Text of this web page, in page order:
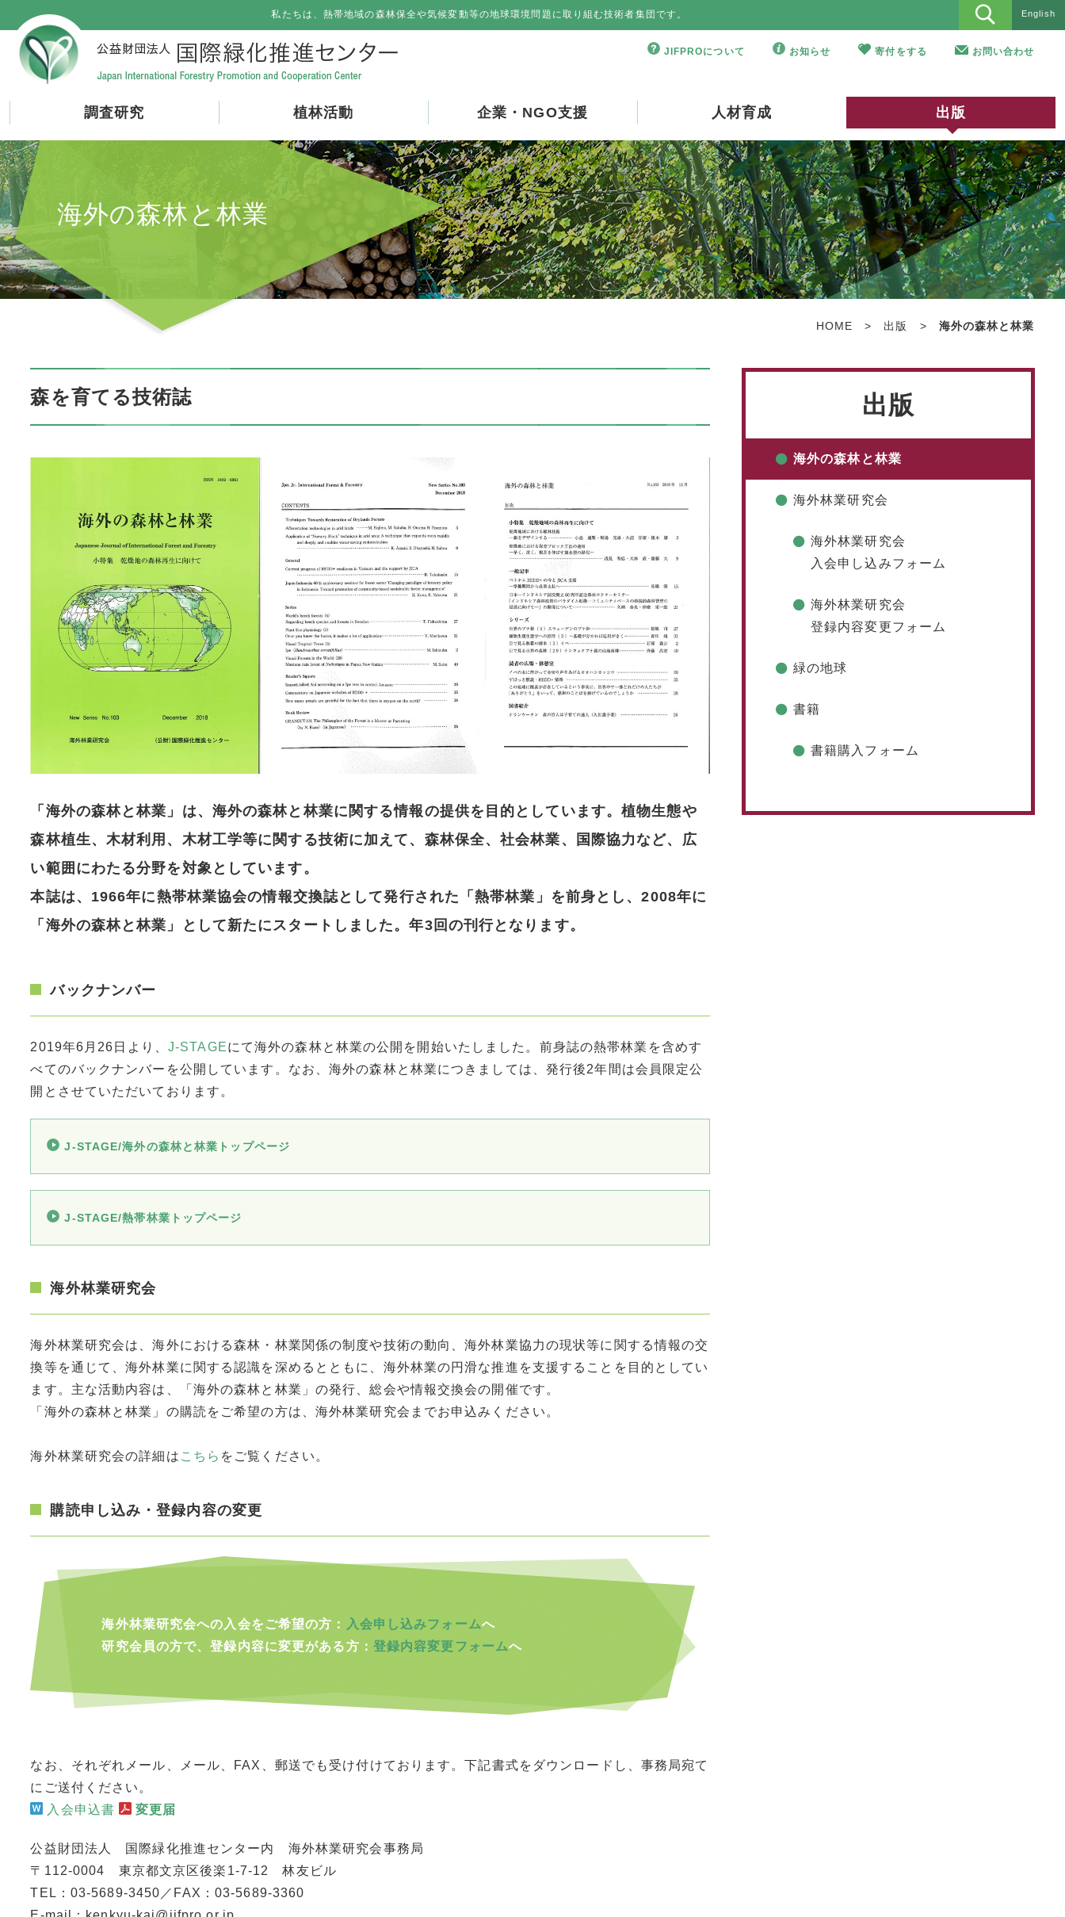
私たちは、熱帯地域の森林保全や気候変動等の地球環境問題に取り組む技術者集団です。 English
JIFPROについて お知らせ 寄付をする お問い合わせ
調査研究 植林活動 企業・NGO支援 人材育成 出版
海外の森林と林業
HOME > 出版 > 海外の森林と林業
森を育てる技術誌
「海外の森林と林業」は、海外の森林と林業に関する情報の提供を目的としています。植物生態や
森林植生、木材利用、木材工学等に関する技術に加えて、森林保全、社会林業、国際協力など、広
い範囲にわたる分野を対象としています。
本誌は、1966年に熱帯林業協会の情報交換誌として発行された「熱帯林業」を前身とし、2008年に
「海外の森林と林業」として新たにスタートしました。年3回の刊行となります。
バックナンバー
2019年6月26日より、 J-STAGEにて海外の森林と林業の公開を開始いたしました。前身誌の熱帯林業を含めす
べてのバックナンバーを公開しています。なお、海外の森林と林業につきましては、発行後2年間は会員限定公
開とさせていただいております。
J-STAGE/海外の森林と林業トップページ
J-STAGE/熱帯林業トップページ
海外林業研究会
海外林業研究会は、海外における森林・林業関係の制度や技術の動向、海外林業協力の現状等に関する情報の交
換等を通じて、海外林業に関する認識を深めるとともに、海外林業の円滑な推進を支援することを目的としてい
ます。主な活動内容は、「海外の森林と林業」の発行、総会や情報交換会の開催です。
「海外の森林と林業」の購読をご希望の方は、海外林業研究会までお申込みください。
海外林業研究会の詳細は こちら をご覧ください。
購読申し込み・登録内容の変更
海外林業研究会への入会をご希望の方： 入会申し込みフォームへ
研究会員の方で、登録内容に変更がある方： 登録内容変更フォームへ
なお、それぞれメール、メール、FAX、郵送でも受け付けております。下記書式をダウンロードし、事務局宛て
にご送付ください。
入会申込書
変更届
公益財団法人 国際緑化推進センター内 海外林業研究会事務局
〒112-0004 東京都文京区後楽1-7-12 林友ビル
TEL：03-5689-3450／FAX：03-5689-3360
出版
海外の森林と林業
海外林業研究会
海外林業研究会
入会申し込みフォーム
海外林業研究会
登録内容変更フォーム
緑の地球
書籍
書籍購入フォーム